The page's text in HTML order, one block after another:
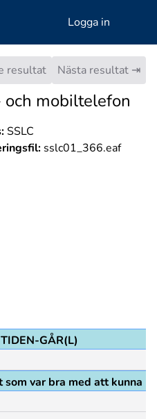
Logga in
resultat Nästa resultat ⇥
och mobiltelefon
SSLC
sslc01_366.eaf
TIDEN-GÅR(L)
som var bra med att kunna